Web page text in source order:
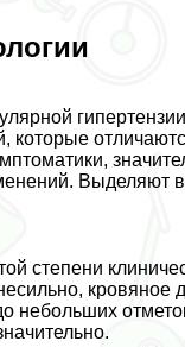
которые
Выделяют
степени
кровяное
небольших